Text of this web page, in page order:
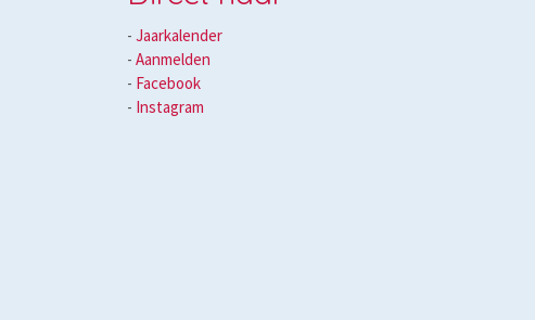
- Jaarkalender
- ​ Aanmelden
- Facebook
- Instagram